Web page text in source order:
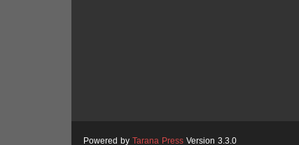
Powered byTarana PressVersion 3.3.0